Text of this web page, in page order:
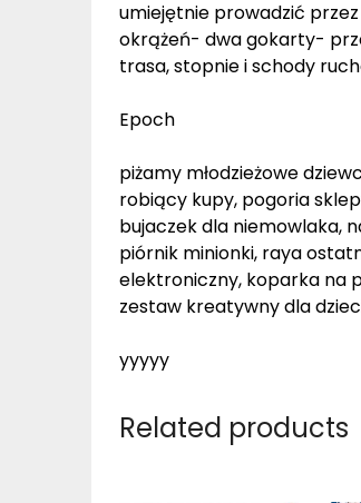
umiejętnie prowadzić
okrążeń- dwa gokarty-
trasa, stopnie i schody
Epoch
piżamy młodzieżowe
robiący kupy, pogoria
bujaczek dla niemowlaka,
piórnik minionki, raya
elektroniczny, koparka na
zestaw kreatywny dla
yyyyy
Related products